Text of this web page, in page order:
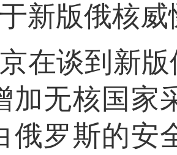
新版俄核
在谈到新
加无核国家
俄罗斯的安